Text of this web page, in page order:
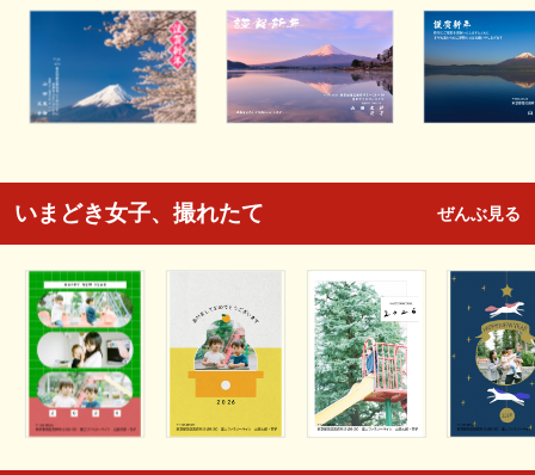
いまどき女子、撮れたて ぜんぶ見る